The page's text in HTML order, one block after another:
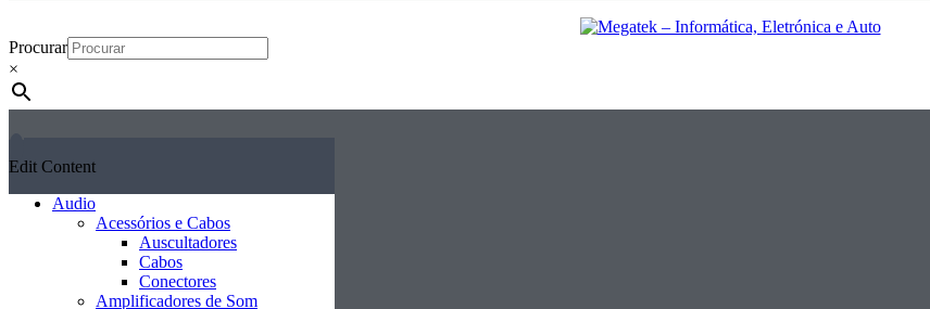
Procurar
×
Edit Content
Audio
Acessórios e Cabos
Auscultadores
Cabos
Conectores
Amplificadores de Som